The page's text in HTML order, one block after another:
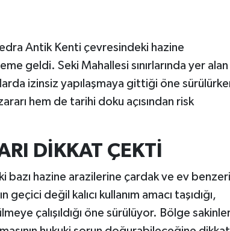
Antik Kenti çevresindeki hazine
geldi. Seki Mahallesi sınırlarında yer alan
izinsiz yapılaşmaya gittiği öne
hem de tarihi doku açısından risk
DİKKAT ÇEKTİ
bazı hazine arazilerine çardak ve ev benzeri
değil kalıcı kullanım amacı taşıdığı,
çalışıldığı öne sürülüyor. Bölge